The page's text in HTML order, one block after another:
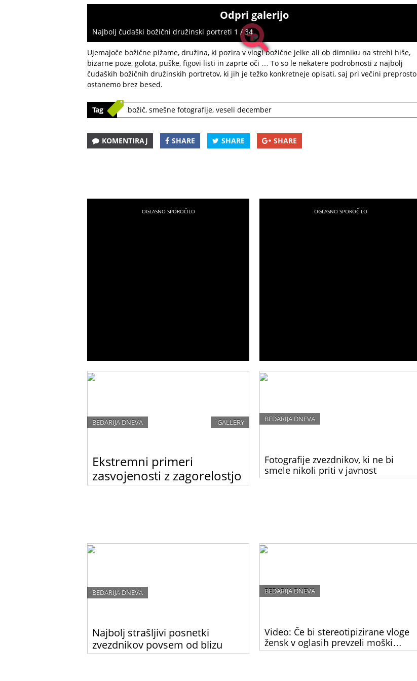
Odpri galerijo
Najbolj čudaški božični družinski portreti 1 / 34
Ujemajoče božične pižame, družina, ki pozira v vlogi božične jelke ali ob dimniku na strehi hiše,
bizarne poze, golota, puške, figovi listi in zaprte oči … To so le nekatere podrobnosti z najbolj
čudaških božičnih družinskih portretov, ki jih je težko konkretneje opisati, saj pri večini preprosto
ostanemo brez besed.
Tag božič, smešne fotografije, veseli december
KOMENTIRAJ SHARE SHARE SHARE
Ekstremni primeri
zasvojenosti z zagorelostjo
BEDARIJA DNEVA GALLERY
Fotografije zvezdnikov, ki ne bi
smele nikoli priti v javnost
BEDARIJA DNEVA
Najbolj strašljivi posnetki
zvezdnikov povsem od blizu
BEDARIJA DNEVA
Video: Če bi stereotipizirane vloge
žensk v oglasih prevzeli moški…
BEDARIJA DNEVA